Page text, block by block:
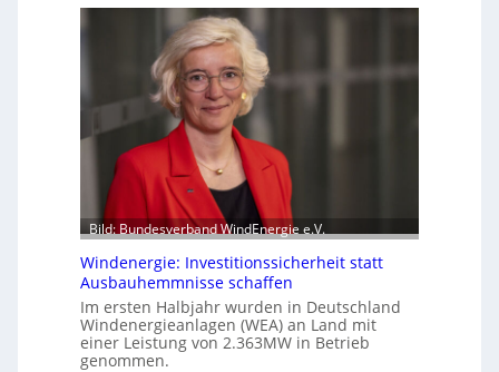
t
e
l
l
i
g
e
n
t
e
N
u
t
z
u
n
g
Bild: Bundesverband WindEnergie e.V.
Windenergie: Investitionssicherheit statt
Ausbauhemmnisse schaffen
Im ersten Halbjahr wurden in Deutschland
Windenergieanlagen (WEA) an Land mit
einer Leistung von 2.363MW in Betrieb
genommen.